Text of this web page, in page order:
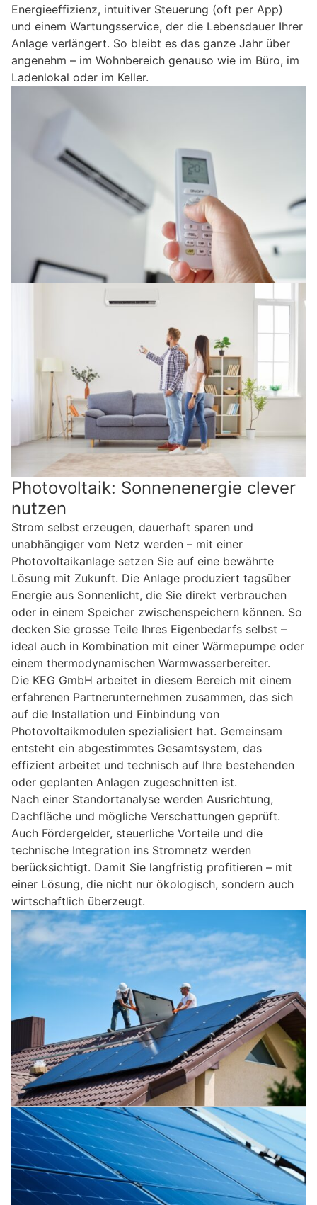
Energieeffizienz, intuitiver Steuerung (oft per App)
und einem Wartungsservice, der die Lebensdauer Ihrer
Anlage verlängert. So bleibt es das ganze Jahr über
angenehm – im Wohnbereich genauso wie im Büro, im
Ladenlokal oder im Keller.
Photovoltaik: Sonnenenergie clever
nutzen
Strom selbst erzeugen, dauerhaft sparen und
unabhängiger vom Netz werden – mit einer
Photovoltaikanlage setzen Sie auf eine bewährte
Lösung mit Zukunft. Die Anlage produziert tagsüber
Energie aus Sonnenlicht, die Sie direkt verbrauchen
oder in einem Speicher zwischenspeichern können. So
decken Sie grosse Teile Ihres Eigenbedarfs selbst –
ideal auch in Kombination mit einer Wärmepumpe oder
einem thermodynamischen Warmwasserbereiter.
Die KEG GmbH arbeitet in diesem Bereich mit einem
erfahrenen Partnerunternehmen zusammen, das sich
auf die Installation und Einbindung von
Photovoltaikmodulen spezialisiert hat. Gemeinsam
entsteht ein abgestimmtes Gesamtsystem, das
effizient arbeitet und technisch auf Ihre bestehenden
oder geplanten Anlagen zugeschnitten ist.
Nach einer Standortanalyse werden Ausrichtung,
Dachfläche und mögliche Verschattungen geprüft.
Auch Fördergelder, steuerliche Vorteile und die
technische Integration ins Stromnetz werden
berücksichtigt. Damit Sie langfristig profitieren – mit
einer Lösung, die nicht nur ökologisch, sondern auch
wirtschaftlich überzeugt.